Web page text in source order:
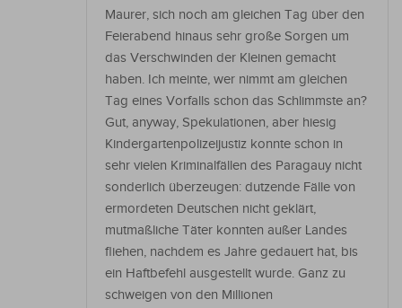
Maurer, sich noch am gleichen Tag über den
Feierabend hinaus sehr große Sorgen um
das Verschwinden der Kleinen gemacht
haben. Ich meinte, wer nimmt am gleichen
Tag eines Vorfalls schon das Schlimmste an?
Gut, anyway, Spekulationen, aber hiesig
Kindergartenpolizeijustiz konnte schon in
sehr vielen Kriminalfällen des Paragauy nicht
sonderlich überzeugen: dutzende Fälle von
ermordeten Deutschen nicht geklärt,
mutmaßliche Täter konnten außer Landes
fliehen, nachdem es Jahre gedauert hat, bis
ein Haftbefehl ausgestellt wurde. Ganz zu
schweigen von den Millionen